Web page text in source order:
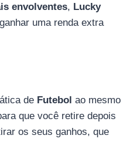
envolventes, Lucky
uma renda extra
de Futebol ao mesmo
que você retire depois
os seus ganhos, que